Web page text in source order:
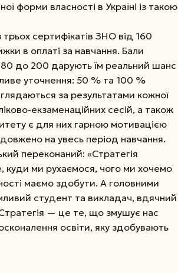
форми власності в Україні із такою
сертифікатів ЗНО від 160
в оплаті за навчання. Бали
до 200 дарують їм реальний шанс
уточнення: 50 % та 100 %
за результатами кожної
екзаменаційних сесій, а також
є для них гарною мотивацією
на увесь період навчання.
переконаний: «Стратегія
куди ми рухаємося, чого ми хочемо
маємо здобути. А головними
студент та викладач, вдячний
— це те, що змушує нас
освіти, яку здобувають